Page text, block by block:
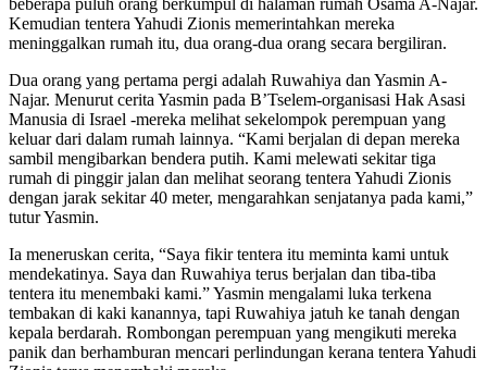
Kemudian tentera Yahudi Zionis memerintahkan mereka
meninggalkan rumah itu, dua orang-dua orang secara bergiliran.
Dua orang yang pertama pergi adalah Ruwahiya dan Yasmin A-
Najar. Menurut cerita Yasmin pada B’Tselem-organisasi Hak Asasi
Manusia di Israel -mereka melihat sekelompok perempuan yang
keluar dari dalam rumah lainnya. “Kami berjalan di depan mereka
sambil mengibarkan bendera putih. Kami melewati sekitar tiga
rumah di pinggir jalan dan melihat seorang tentera Yahudi Zionis
dengan jarak sekitar 40 meter, mengarahkan senjatanya pada kami,”
tutur Yasmin.
Ia meneruskan cerita, “Saya fikir tentera itu meminta kami untuk
mendekatinya. Saya dan Ruwahiya terus berjalan dan tiba-tiba
tentera itu menembaki kami.” Yasmin mengalami luka terkena
tembakan di kaki kanannya, tapi Ruwahiya jatuh ke tanah dengan
kepala berdarah. Rombongan perempuan yang mengikuti mereka
panik dan berhamburan mencari perlindungan kerana tentera Yahudi